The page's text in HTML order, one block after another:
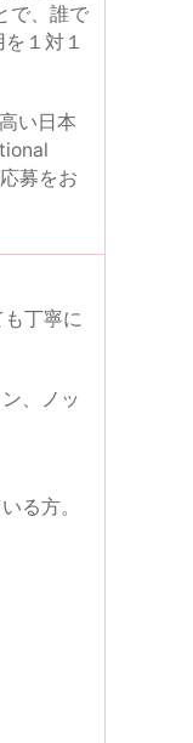
で、誰で
１対１
い日本
募をお
丁寧に
、ノッ
る方。